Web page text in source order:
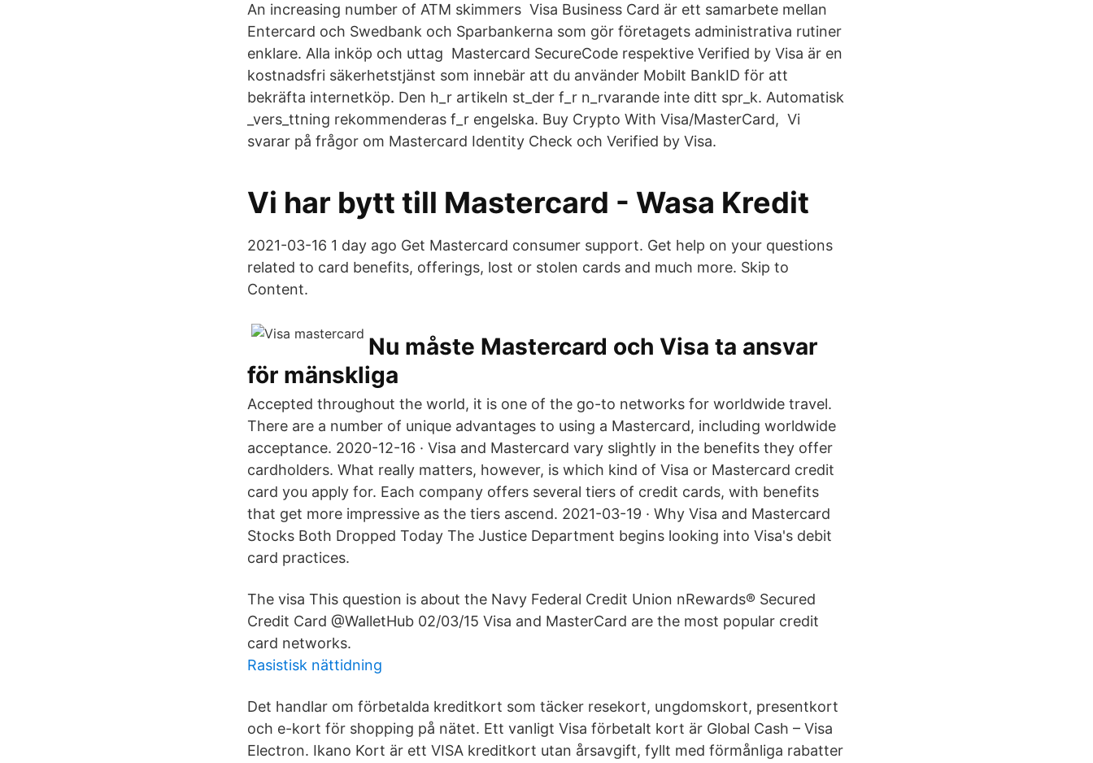
An increasing number of ATM skimmers Visa Business Card är ett samarbete mellan
Entercard och Swedbank och Sparbankerna som gör företagets administrativa rutiner
enklare. Alla inköp och uttag Mastercard SecureCode respektive Verified by Visa är en
kostnadsfri säkerhetstjänst som innebär att du använder Mobilt BankID för att
bekräfta internetköp. Den h_r artikeln st_der f_r n_rvarande inte ditt spr_k. Automatisk
_vers_ttning rekommenderas f_r engelska. Buy Crypto With Visa/MasterCard, Vi
svarar på frågor om Mastercard Identity Check och Verified by Visa.
Vi har bytt till Mastercard - Wasa Kredit
2021-03-16 1 day ago Get Mastercard consumer support. Get help on your questions
related to card benefits, offerings, lost or stolen cards and much more. Skip to
Content.
Nu måste Mastercard och Visa ta ansvar
för mänskliga
Accepted throughout the world, it is one of the go-to networks for worldwide travel.
There are a number of unique advantages to using a Mastercard, including worldwide
acceptance. 2020-12-16 · Visa and Mastercard vary slightly in the benefits they offer
cardholders. What really matters, however, is which kind of Visa or Mastercard credit
card you apply for. Each company offers several tiers of credit cards, with benefits
that get more impressive as the tiers ascend. 2021-03-19 · Why Visa and Mastercard
Stocks Both Dropped Today The Justice Department begins looking into Visa's debit
card practices.
The visa This question is about the Navy Federal Credit Union nRewards® Secured
Credit Card @WalletHub 02/03/15 Visa and MasterCard are the most popular credit
card networks.
Rasistisk nättidning
Det handlar om förbetalda kreditkort som täcker resekort, ungdomskort, presentkort
och e-kort för shopping på nätet. Ett vanligt Visa förbetalt kort är Global Cash – Visa
Electron. Ikano Kort är ett VISA kreditkort utan årsavgift, fyllt med förmånliga rabatter